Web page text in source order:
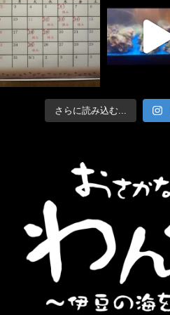
さらに読み込む...